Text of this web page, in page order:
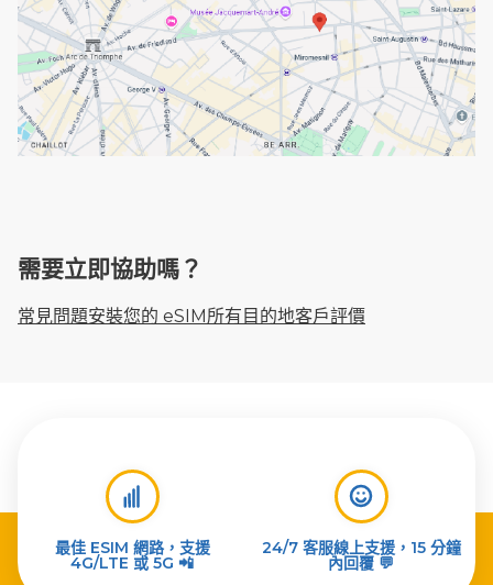
需要立即協助嗎？
常見問題安裝您的 eSIM所有目的地客戶評價
最佳 ESIM 網路，支援
4G/LTE 或 5G 📲
24/7 客服線上支援，15 分鐘
內回覆 💬